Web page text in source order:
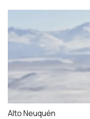
Alto Neuquén